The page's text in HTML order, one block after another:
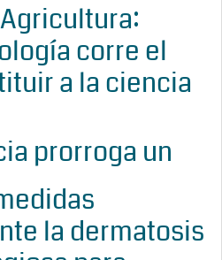
corre el
a la ciencia
prorroga un
la dermatosis